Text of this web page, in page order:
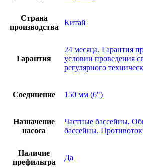
Страна
производства
Китай
Гарантия
24 месяца. Гарантия
условии проведения
регулярного
Соединение 150 мм (6")
Назначение
насоса
Частные бассейны,
бассейны,
Наличие
префильтра
Да